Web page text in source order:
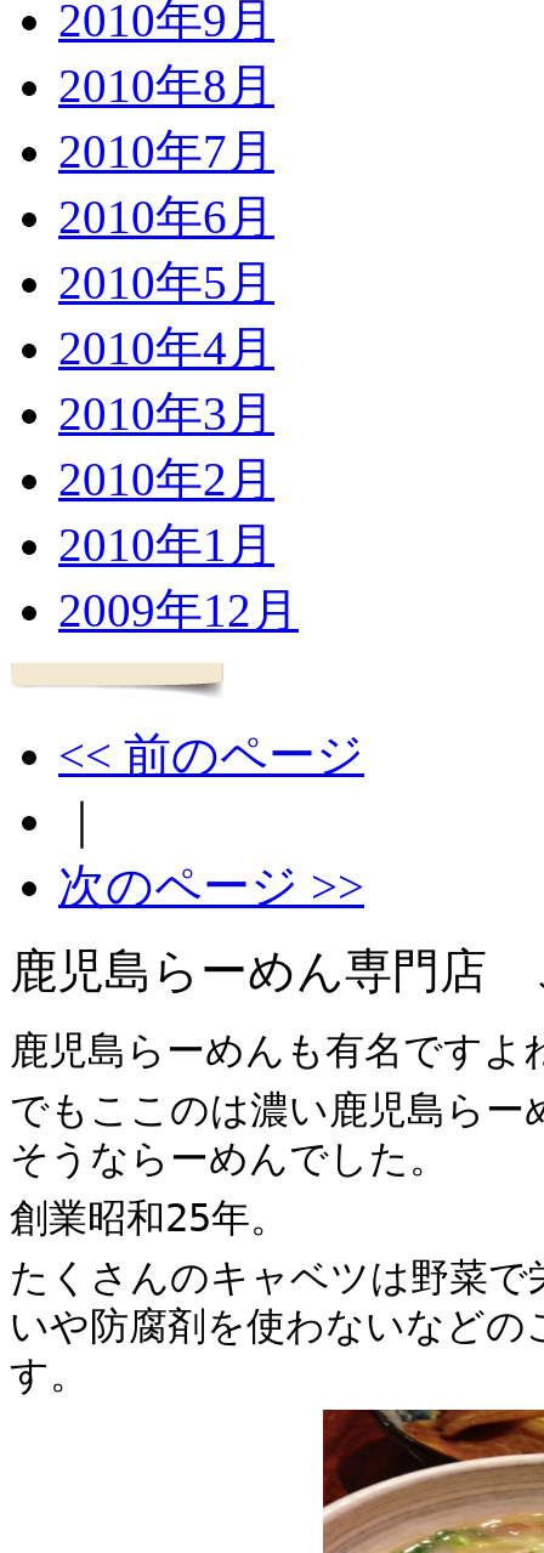
2010年9月
2010年8月
2010年7月
2010年6月
2010年5月
2010年4月
2010年3月
2010年2月
2010年1月
2009年12月
<< 前のページ
次のページ >>
鹿児島らーめん専門店
鹿児島らーめんも有名ですよ
でもここのは濃い鹿児島ら
そうならーめんでした。
創業昭和25年。
たくさんのキャベツは野菜
いや防腐剤を使わないなど
す。